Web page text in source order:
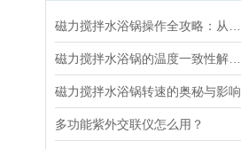
磁力搅拌水浴锅转速的奥秘与影响
多功能紫外交联仪怎么用？